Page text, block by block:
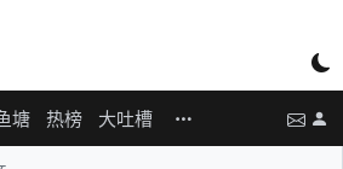
塘 热榜 大吐槽